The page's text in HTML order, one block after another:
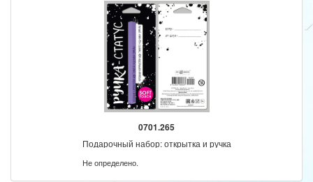
0701.265
Подарочный набор: открытка и ручка
Не определено.